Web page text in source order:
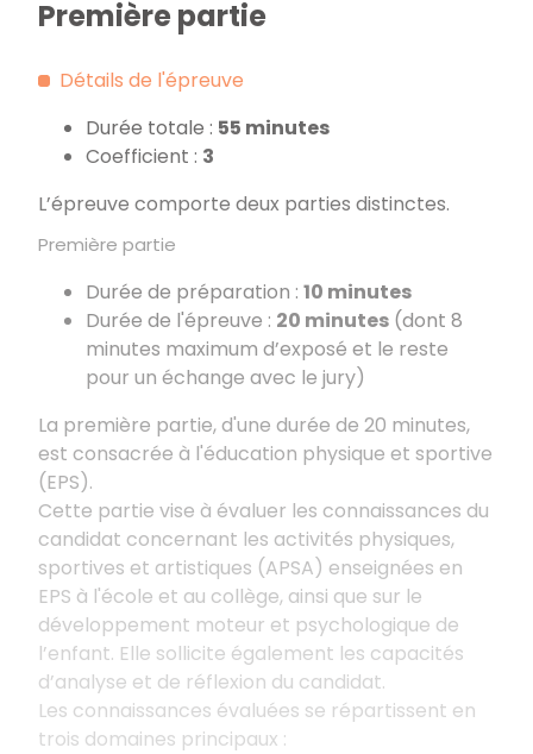
Première partie
Détails de l'épreuve
Durée totale : 55 minutes
Coefficient : 3
L’épreuve comporte deux parties distinctes.
Première partie
Durée de préparation : 10 minutes
Durée de l'épreuve : 20 minutes (dont 8
minutes maximum d’exposé et le reste
pour un échange avec le jury)
La première partie, d'une durée de 20 minutes,
est consacrée à l'éducation physique et sportive
(EPS).
Cette partie vise à évaluer les connaissances du
candidat concernant les activités physiques,
sportives et artistiques (APSA) enseignées en
EPS à l'école et au collège, ainsi que sur le
développement moteur et psychologique de
l’enfant. Elle sollicite également les capacités
d’analyse et de réflexion du candidat.
Les connaissances évaluées se répartissent en
trois domaines principaux :